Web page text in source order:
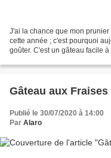
J'ai la chance que mon
cette année ; c'est pourquoi
goûter. C'est un gâteau facile
Gâteau aux
Publié le 30/07/2020 à 14:00
Par Alaro